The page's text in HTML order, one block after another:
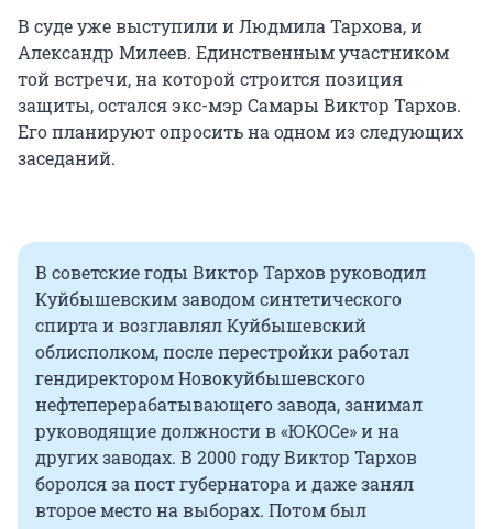
В суде уже выступили и Людмила Тархова, и
Александр Милеев. Единственным участником
той встречи, на которой строится позиция
защиты, остался экс-мэр Самары Виктор Тархов.
Его планируют опросить на одном из следующих
заседаний.
В советские годы Виктор Тархов руководил
Куйбышевским заводом синтетического
спирта и возглавлял Куйбышевский
облисполком, после перестройки работал
гендиректором Новокуйбышевского
нефтеперерабатывающего завода, занимал
руководящие должности в «ЮКОСе» и на
других заводах. В 2000 году Виктор Тархов
боролся за пост губернатора и даже занял
второе место на выборах. Потом был